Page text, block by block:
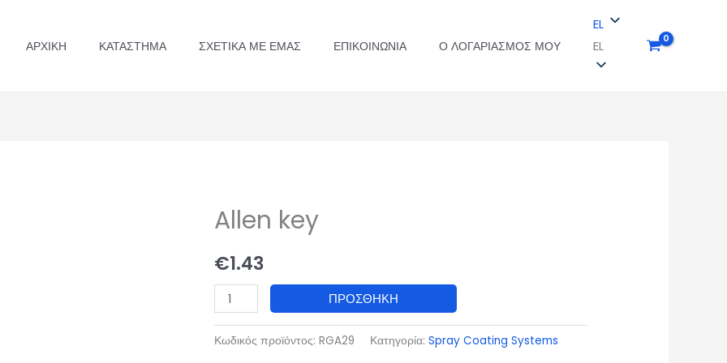
ΑΡΧΙΚΉ ΚΑΤΆΣΤΗΜΑ ΣΧΕΤΙΚΆ ΜΕ ΕΜΆΣ ΕΠΙΚΟΙΝΩΝΊΑ Ο ΛΟΓΑΡΙΑΣΜΌΣ ΜΟΥ
EL
EL
Allen key
€1.43
Allen
key
ποσότητα
ΠΡΟΣΘΉΚΗ
Κωδικός προϊόντος: RGA29 Κατηγορία: Spray Coating Systems